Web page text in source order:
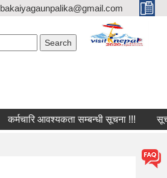
bakaiyagaunpalika@gmail.com
कर्मचारि आवश्यकता सम्बन्धी सूचना !!!